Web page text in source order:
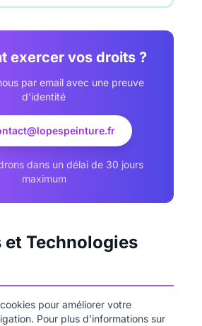
exercer vos droits ?
par email avec une preuve
d'identité
dans un délai de 30 jours
maximum
et Technologies
pour améliorer votre
Pour plus d'informations sur